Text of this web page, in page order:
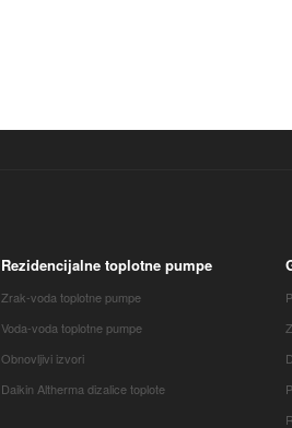
Rezidencijalne toplotne pumpe
Zrak-voda toplotne pumpe
Voda-voda toplotne pumpe
Obnovljivi izvori
Daikin Altherma dizalice toplote